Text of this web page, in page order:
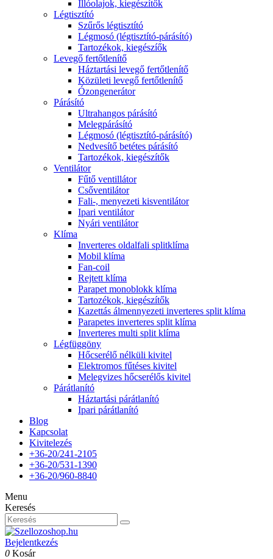
Illóolajok, kiegészítők
Légtisztító
Szűrős légtisztító
Légmosó (légtisztító-párásító)
Tartozékok, kiegészíők
Levegő fertőtlenítő
Háztartási levegő fertőtlenítő
Közületi levegő fertőtlenítő
Ózongenerátor
Párásító
Ultrahangos párásító
Melegpárásító
Légmosó (légtisztító-párásító)
Nedvesítő betétes párásító
Tartozékok, kiegészítők
Ventilátor
Fűtő ventillátor
Csőventilátor
Fali-, menyezeti kisventilátor
Ipari ventilátor
Nyári ventilátor
Klíma
Inverteres oldalfali splitklíma
Mobil klíma
Fan-coil
Rejtett klíma
Parapet monoblokk klíma
Tartozékok, kiegészítők
Kazettás álmennyezeti inverteres split klíma
Parapetes inverteres split klíma
Inverteres multi split klíma
Légfüggöny
Hőcserélő nélküli kivitel
Elektromos fűtéses kivitel
Melegvizes hőcserélős kivitel
Párátlanító
Háztartási párátlanító
Ipari párátlanító
Blog
Kapcsolat
Kivitelezés
+36-20/241-2105
+36-20/531-1390
+36-20/960-8840
Menu
Keresés
Bejelentkezés
0 Kosár